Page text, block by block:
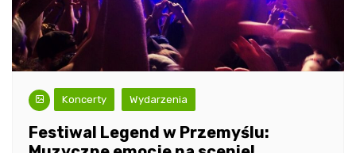
Koncerty Wydarzenia
Festiwal Legend w Przemyślu: